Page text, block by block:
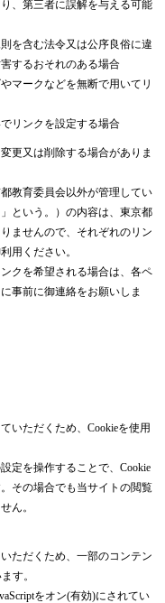
、第三者に誤解を与える可能
を含む法令又は公序良俗に違
するおそれのある場合
マークなどを無断で用いてリ
リンクを設定する場合
更又は削除する場合がありま
教育委員会以外が管理してい
という。）の内容は、東京都
ませんので、それぞれのリン
用ください。
クを希望される場合は、各ペ
事前に御連絡をお願いしま
いただくため、Cookieを使用
定を操作することで、Cookie
その場合でも当サイトの閲覧
ん。
ただくため、一部のコンテン
す。
をオン(有効)にされてい